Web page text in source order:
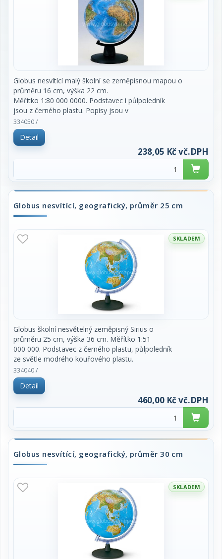
Globus nesvítící malý školní se zeměpisnou mapou o
průměru 16 cm, výška 22 cm.
Měřítko 1:80 000 0000. Podstavec i půlpoledník
jsou z černého plastu. Popisy jsou v
českém jazyce. Baleno v dárkové odnosné krabici.
Cena za kus.
334050 /
Detail
238,05 Kč vč.DPH
Globus nesvítící, geografický, průměr 25 cm
SKLADEM
Globus školní nesvětelný zeměpisný Sirius o
průměru 25 cm, výška 36 cm. Měřítko 1:51
000 000. Podstavec z černého plastu, půlpoledník
ze světle modrého kouřového plastu.
Popisy jsou v českém jazyce. Vyrobeno v EU. Baleno
v dárkové odnosné krabici.
Dodávaný s politickou mapou. Cena za kus.
334040 /
Detail
460,00 Kč vč.DPH
Globus nesvítící, geografický, průměr 30 cm
SKLADEM